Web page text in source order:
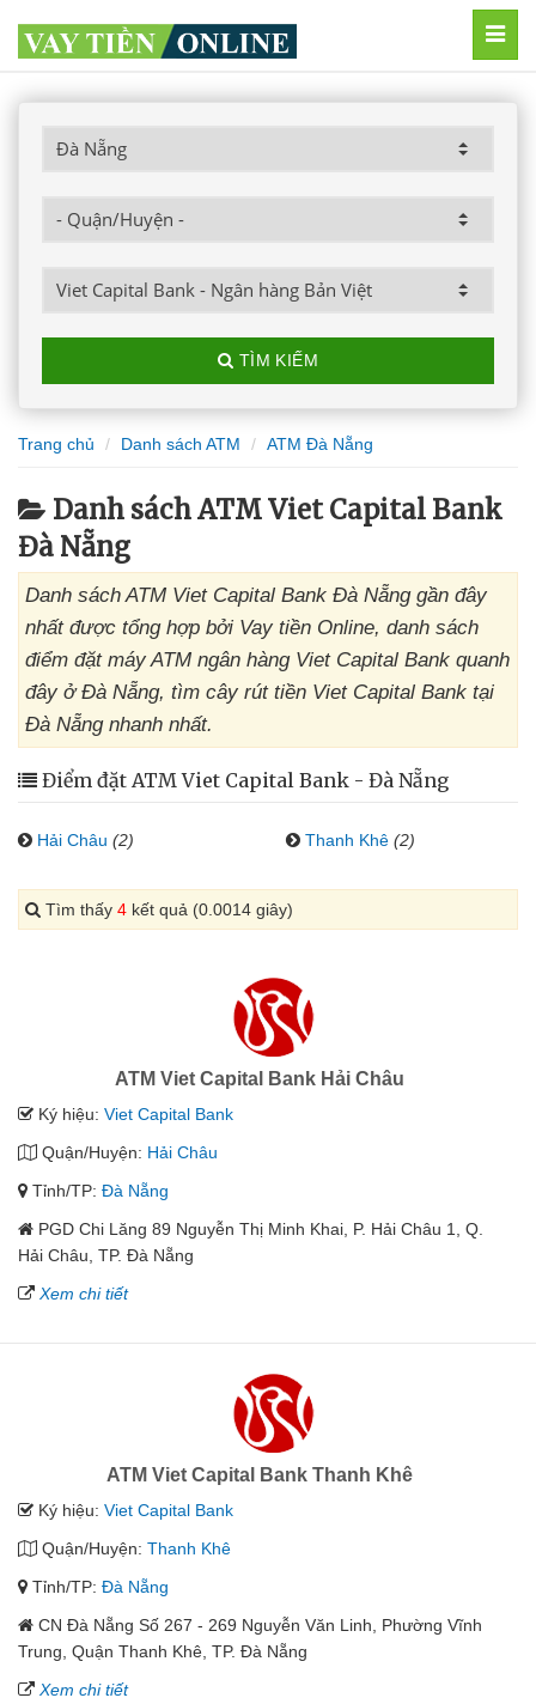
TÌM KIẾM
Trang chủ Danh sách ATM ATM Đà Nẵng
Danh sách ATM Viet Capital Bank
Đà Nẵng
Danh sách ATM Viet Capital Bank Đà Nẵng gần đây
nhất được tổng hợp bởi Vay tiền Online, danh sách
điểm đặt máy ATM ngân hàng Viet Capital Bank quanh
đây ở Đà Nẵng, tìm cây rút tiền Viet Capital Bank tại
Đà Nẵng nhanh nhất.
Điểm đặt ATM Viet Capital Bank - Đà Nẵng
Hải Châu (2) Thanh Khê (2)
Tìm thấy 4 kết quả (0.0014 giây)
ATM Viet Capital Bank Hải Châu
Ký hiệu: Viet Capital Bank
Quận/Huyện: Hải Châu
Tỉnh/TP: Đà Nẵng
PGD Chi Lăng 89 Nguyễn Thị Minh Khai, P. Hải Châu 1, Q.
Hải Châu, TP. Đà Nẵng
Xem chi tiết
ATM Viet Capital Bank Thanh Khê
Ký hiệu: Viet Capital Bank
Quận/Huyện: Thanh Khê
Tỉnh/TP: Đà Nẵng
CN Đà Nẵng Số 267 - 269 Nguyễn Văn Linh, Phường Vĩnh
Trung, Quận Thanh Khê, TP. Đà Nẵng
Xem chi tiết